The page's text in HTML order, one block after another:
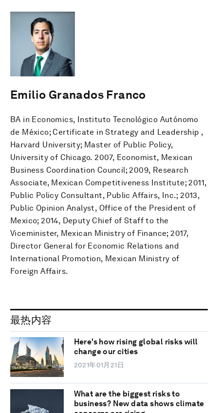
Emilio Granados Franco
BA in Economics, Instituto Tecnológico Autónomo
de México; Certificate in Strategy and Leadership ,
Harvard University; Master of Public Policy,
University of Chicago. 2007, Economist, Mexican
Business Coordination Council; 2009, Research
Associate, Mexican Competitiveness Institute; 2011,
Public Policy Consultant, Public Affairs, Inc.; 2013,
Public Opinion Analyst, Office of the President of
Mexico; 2014, Deputy Chief of Staff to the
Viceminister, Mexican Ministry of Finance; 2017,
Director General for Economic Relations and
International Promotion, Mexican Ministry of
Foreign Affairs.
最热内容
Here's how rising global risks will
change our cities
2021年01月21日
What are the biggest risks to
business? New data shows climate